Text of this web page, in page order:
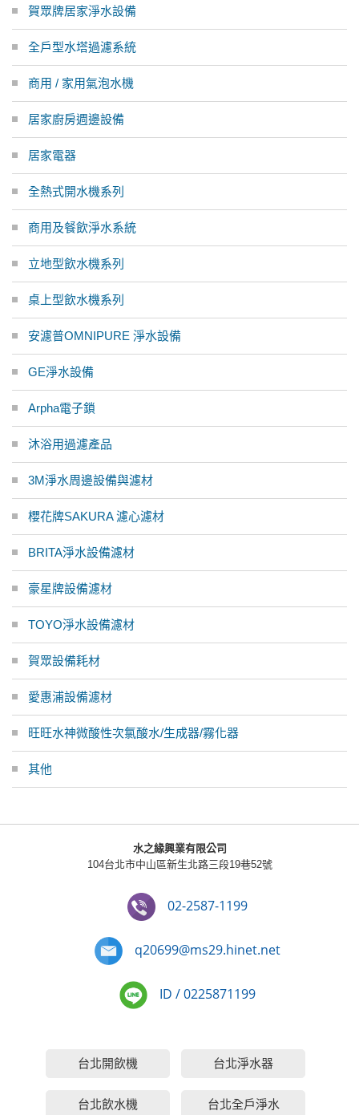
賀眾牌居家淨水設備
全戶型水塔過濾系統
商用 / 家用氣泡水機
居家廚房週邊設備
居家電器
全熱式開水機系列
商用及餐飲淨水系統
立地型飲水機系列
桌上型飲水機系列
安濾普OMNIPURE 淨水設備
GE淨水設備
Arpha電子鎖
沐浴用過濾產品
3M淨水周邊設備與濾材
櫻花牌SAKURA 濾心濾材
BRITA淨水設備濾材
豪星牌設備濾材
TOYO淨水設備濾材
賀眾設備耗材
愛惠浦設備濾材
旺旺水神微酸性次氯酸水/生成器/霧化器
其他
水之緣興業有限公司
104台北市中山區新生北路三段19巷52號
02-2587-1199
q20699@ms29.hinet.net
ID / 0225871199
台北開飲機 台北淨水器
台北飲水機 台北全戶淨水